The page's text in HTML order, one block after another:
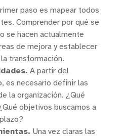
paso es mapear todos
Comprender por qué se
se hacen actualmente
de mejora y establecer
transformación.
A partir del
es necesario definir las
la organización. ¿Qué
objetivos buscamos a
Una vez claras las